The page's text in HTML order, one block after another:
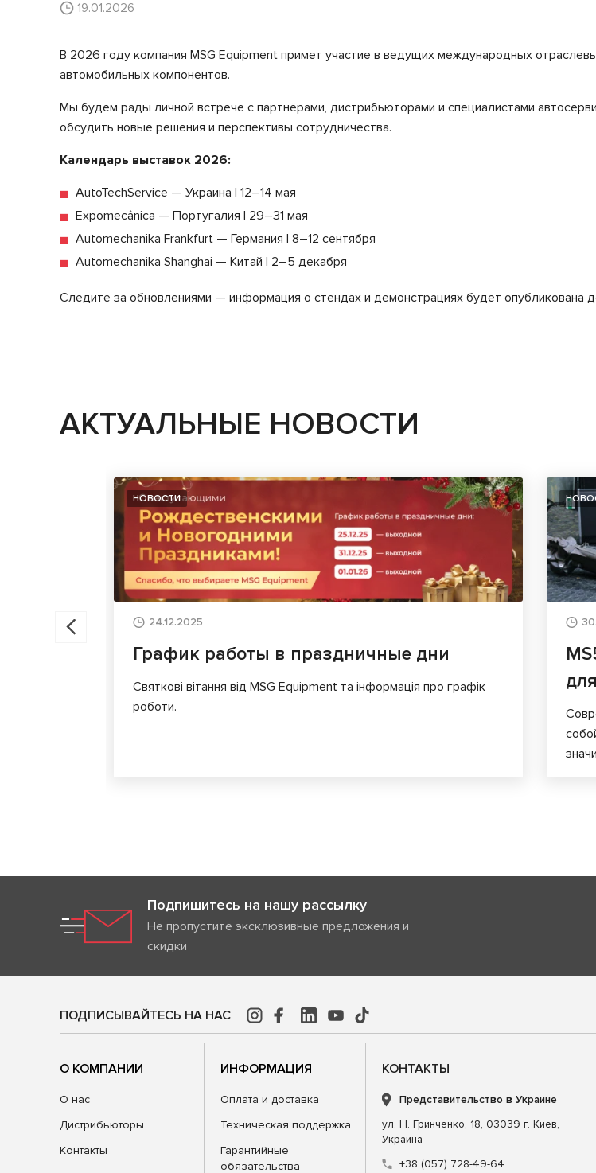
19.01.2026
В 2026 году компания MSG Equipment примет участие в ведущих международных
автомобильных компонентов.
Мы будем рады личной встрече с партнёрами, дистрибьюторами и специалистами
обсудить новые решения и перспективы сотрудничества.
Календарь выставок 2026:
AutoTechService — Украина | 12–14 мая
Expomecânica — Португалия | 29–31 мая
Automechanika Frankfurt — Германия | 8–12 сентября
Automechanika Shanghai — Китай | 2–5 декабря
Следите за обновлениями — информация о стендах и демонстрациях будет опубликована
АКТУАЛЬНЫЕ НОВОСТИ
НОВОСТИ
24.12.2025
График работы в праздничные дни
Святкові вітання від MSG Equipment та інформація про графік
роботи.
Подпишитесь на нашу рассылку
Не пропустите эксклюзивные предложения и
скидки
ПОДПИСЫВАЙТЕСЬ НА НАС
О КОМПАНИИ
О нас
Дистрибьюторы
Контакты
ИНФОРМАЦИЯ
Оплата и доставка
Техническая поддержка
Гарантийные
обязательства
КОНТАКТЫ
Представительство в Украине
ул. Н. Гринченко, 18, 03039 г. Киев,
Украина
+38 (057) 728-49-64